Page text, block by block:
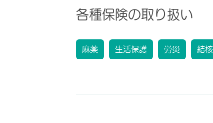
各種保険の取り扱い
麻薬 生活保護 労災 結